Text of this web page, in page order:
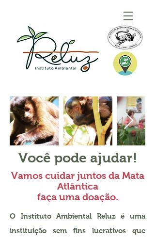
Você pode ajudar!
Vamos cuidar juntos da Mata
Atlântica
faça uma doação.
O Instituto Ambiental Reluz é uma
instituição sem fins lucrativos que